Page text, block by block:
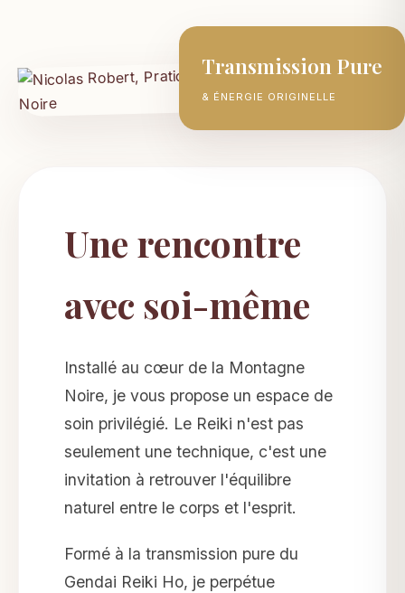
Transmission Pure
& ÉNERGIE ORIGINELLE
Une rencontre
avec soi-même
Installé au cœur de la Montagne
Noire, je vous propose un espace de
soin privilégié. Le Reiki n'est pas
seulement une technique, c'est une
invitation à retrouver l'équilibre
naturel entre le corps et l'esprit.
Formé à la transmission pure du
Gendai Reiki Ho, je perpétue